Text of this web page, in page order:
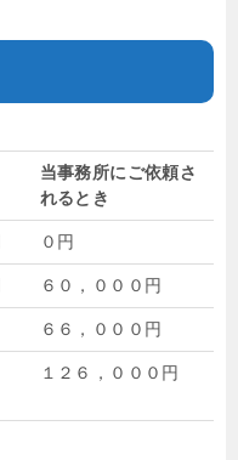
当事務所にご依頼さ
れるとき
０円
６０，０００円
６６，０００円
１２６，０００円